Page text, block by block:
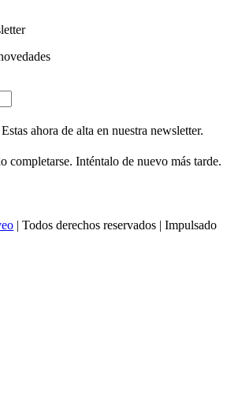
ahora de alta en nuestra newsletter.
completarse. Inténtalo de nuevo más tarde.
| Todos derechos reservados | Impulsado